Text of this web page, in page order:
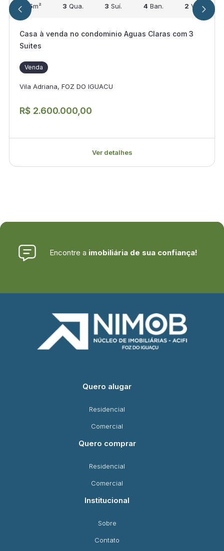
235m² 3 Qua. 3 Suí. 4 Ban. 2 Vag.
Casa à venda no condominio Aguas Claras com 3
Suites
Venda
Vila Adriana, FOZ DO IGUACU
R$ 2.600.000,00
Ver detalhes
Encontre a imobiliária de sua confiança!
Quero alugar
Residencial
Comercial
Quero comprar
Residencial
Comercial
Institucional
Sobre
Contato